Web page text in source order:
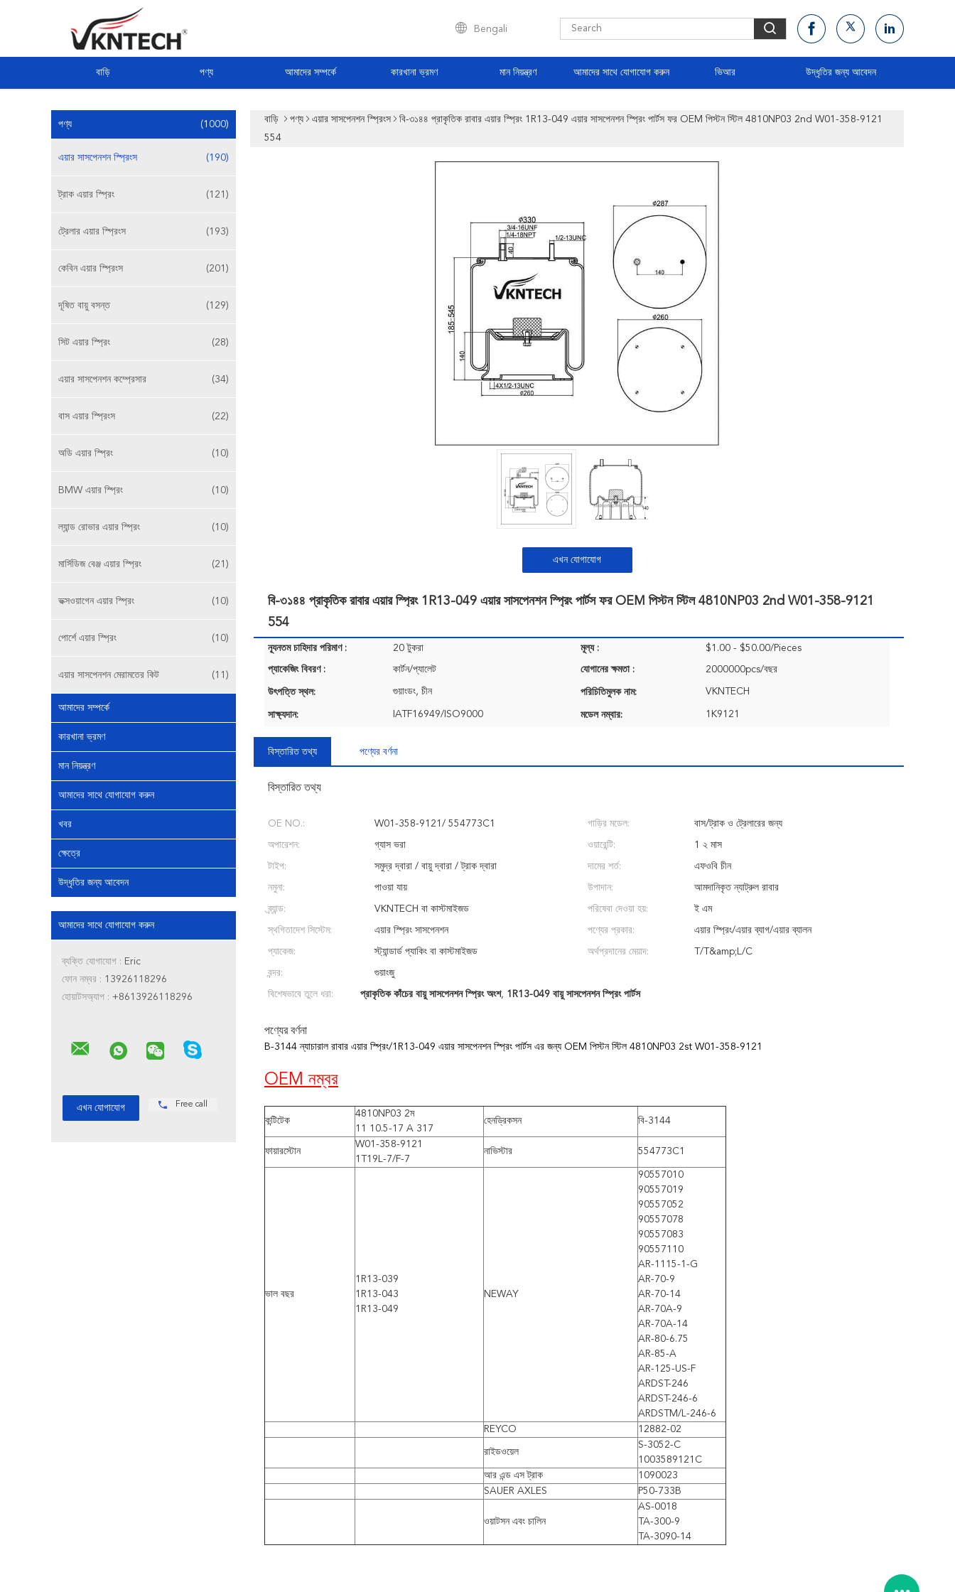
Bengali
বাড়ি পণ্য আমাদের সম্পর্কে কারখানা ভ্রমণ মান নিয়ন্ত্রণ আমাদের সাথে যোগাযোগ করুন ভিআর উদ্ধৃতির জন্য আবেদন
পণ্য (1000)
এয়ার সাসপেনশন স্প্রিংস (190)
ট্রাক এয়ার স্প্রিং (121)
ট্রেলার এয়ার স্প্রিংস (193)
কেবিন এয়ার স্প্রিংস (201)
দূষিত বায়ু বসন্ত (129)
সিট এয়ার স্প্রিং (28)
এয়ার সাসপেনশন কম্প্রেসার (34)
বাস এয়ার স্প্রিংস (22)
অডি এয়ার স্প্রিং (10)
BMW এয়ার স্প্রিং (10)
ল্যান্ড রোভার এয়ার স্প্রিং (10)
মার্সিডিজ বেঞ্জ এয়ার স্প্রিং (21)
ভক্সওয়াগেন এয়ার স্প্রিং (10)
পোর্শে এয়ার স্প্রিং (10)
এয়ার সাসপেনশন মেরামতের কিট (11)
আমাদের সম্পর্কে
কারখানা ভ্রমণ
মান নিয়ন্ত্রণ
আমাদের সাথে যোগাযোগ করুন
খবর
ক্ষেত্রে
উদ্ধৃতির জন্য আবেদন
আমাদের সাথে যোগাযোগ করুন
ব্যক্তি যোগাযোগ : Eric
ফোন নম্বর : 13926118296
হোয়াটসঅ্যাপ : +8613926118296
Free call
বাড়ি পণ্য এয়ার সাসপেনশন স্প্রিংস
বি-৩১৪৪ প্রাকৃতিক রাবার এয়ার স্প্রিং 1R13-049 এয়ার সাসপেনশন স্প্রিং পার্টস ফর OEM পিস্টন স্টিল 4810NP03 2nd W01-358-9121
554
এখন যোগাযোগ
বি-৩১৪৪ প্রাকৃতিক রাবার এয়ার স্প্রিং 1R13-049 এয়ার সাসপেনশন স্প্রিং পার্টস ফর OEM পিস্টন স্টিল 4810NP03 2nd W01-358-9121
554
ন্যূনতম চাহিদার পরিমাণ : 20 টুকরা মূল্য : $1.00 - $50.00/Pieces
প্যাকেজিং বিবরণ : কার্টন/প্যালেট যোগানের ক্ষমতা : 2000000pcs/বছর
উৎপত্তি স্থল: গুয়াংডং, চীন পরিচিতিমুলক নাম: VKNTECH
সাক্ষ্যদান: IATF16949/ISO9000 মডেল নম্বার: 1K9121
বিস্তারিত তথ্য পণ্যের বর্ণনা
বিস্তারিত তথ্য
OE NO.: W01-358-9121/ 554773C1 গাড়ির মডেল: বাস/ট্রাক ও ট্রেলারের জন্য
অপারেশন: গ্যাস ভরা ওয়ারেন্টি: 1 ২ মাস
টাইপ: সমুদ্র দ্বারা / বায়ু দ্বারা / ট্রাক দ্বারা দামের শর্ত: এফওবি চীন
নমুনা: পাওয়া যায় উপাদান: আমদানিকৃত ন্যাট্রুল রাবার
ব্র্যান্ড: VKNTECH বা কাস্টমাইজড পরিষেবা দেওয়া হয়: ই এম
স্থগিতাদেশ সিস্টেম: এয়ার স্প্রিং সাসপেনশন পণ্যের প্রকার: এয়ার স্প্রিং/এয়ার ব্যাগ/এয়ার ব্যালন
প্যাকেজ: স্ট্যান্ডার্ড প্যাকিং বা কাস্টমাইজড অর্থপ্রদানের মেয়াদ: T/T&amp;L/C
বন্দর: গুয়াংজু
বিশেষভাবে তুলে ধরা: প্রাকৃতিক কাঁচের বায়ু সাসপেনশন স্প্রিং অংশ, 1R13-049 বায়ু সাসপেনশন স্প্রিং পার্টস
পণ্যের বর্ণনা
B-3144 ন্যাচারাল রাবার এয়ার স্প্রিং/1R13-049 এয়ার সাসপেনশন স্প্রিং পার্টস এর জন্য OEM পিস্টন স্টিল 4810NP03 2st W01-358-9121
OEM নম্বর
কন্টিটেক
4810NP03 2ম
11 10.5-17 A 317
হেনড্রিকসন বি-3144
ফায়ারস্টোন
W01-358-9121
1T19L-7/F-7
নাভিস্টার 554773C1
ভাল বছর
1R13-039
1R13-043
1R13-049
NEWAY
90557010
90557019
90557052
90557078
90557083
90557110
AR-1115-1-G
AR-70-9
AR-70-14
AR-70A-9
AR-70A-14
AR-80-6.75
AR-85-A
AR-125-US-F
ARDST-246
ARDST-246-6
ARDSTM/L-246-6
REYCO
12882-02
রাইডওয়েল
S-3052-C
1003589121C
আর এন্ড এস ট্রাক
1090023
SAUER AXLES
P50-733B
ওয়াটসন এবং চালিন
AS-0018
TA-300-9
TA-3090-14